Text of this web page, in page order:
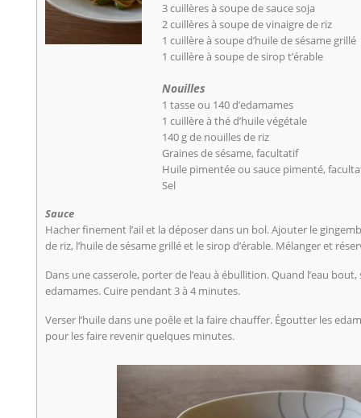
3 cuillères à soupe de sauce soja
2 cuillères à soupe de vinaigre de riz
1 cuillère à soupe d’huile de sésame grillé
1 cuillère à soupe de sirop t’érable
Nouilles
1 tasse ou 140 d’edamames
1 cuillère à thé d’huile végétale
140 g de nouilles de riz
Graines de sésame, facultatif
Huile pimentée ou sauce pimenté,
Sel
Sauce
Hacher finement l’ail et la déposer dans un bol. Ajouter le
de riz, l’huile de sésame grillé et le sirop d’érable. Mélanger et
Dans une casserole, porter de l’eau à ébullition. Quand l’eau
edamames. Cuire pendant 3 à 4 minutes.
Verser l’huile dans une poêle et la faire chauffer. Égoutter les
pour les faire revenir quelques minutes.